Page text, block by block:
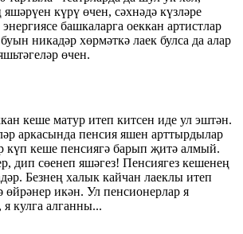
күрү өчен, сәхнәдә күзләре
башкаларга оеккан артистлар
никадәр хөрмәткә лаек булса да алар
өчен.
кеше матур итеп китсен иде ул эштән.
аркасында пенсия яшен арттырдылар
күп кеше пенсиягә барып җитә алмый.
дип сөенеп яшәгез! Пенсиягез кешенең
Безнең халык кайчан лаеклы итеп
өйрәнер икән. Ул пенсионерлар я
кулга алганны...